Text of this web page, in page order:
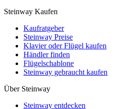
Steinway Kaufen
Kaufratgeber
Steinway Preise
Klavier oder Flügel kaufen
Händler finden
Flügelschablone
Steinway gebraucht kaufen
Über Steinway
Steinway entdecken